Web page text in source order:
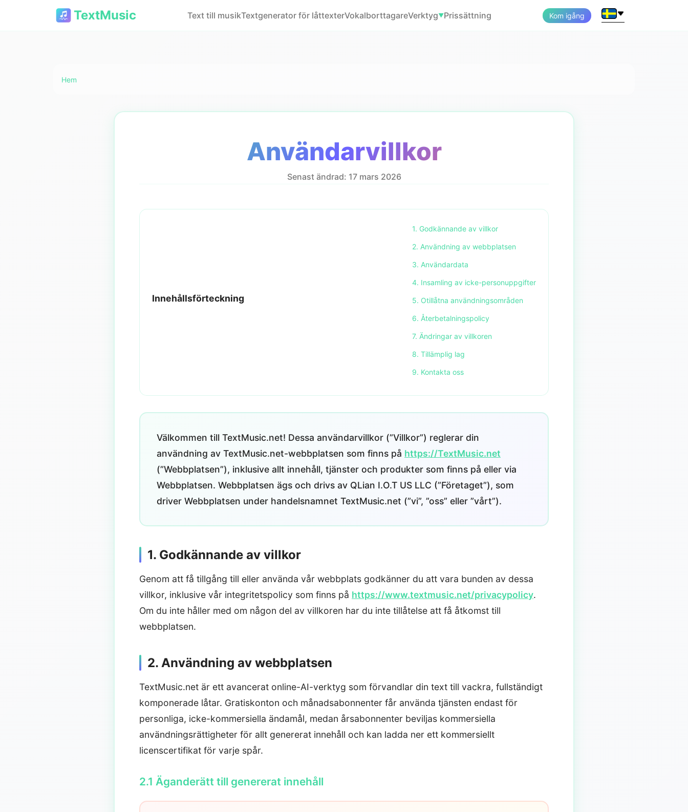
TextMusic Text till musikTextgenerator för låttexterVokalborttagareVerktyg▼Prissättning Kom igång
Hem
Användarvillkor
Senast ändrad: 17 mars 2026
Innehållsförteckning
1. Godkännande av villkor
2. Användning av webbplatsen
3. Användardata
4. Insamling av icke-personuppgifter
5. Otillåtna användningsområden
6. Återbetalningspolicy
7. Ändringar av villkoren
8. Tillämplig lag
9. Kontakta oss
Välkommen till TextMusic.net! Dessa användarvillkor (”Villkor”) reglerar din
användning av TextMusic.net-webbplatsen som finns på https://TextMusic.net
(”Webbplatsen”), inklusive allt innehåll, tjänster och produkter som finns på eller via
Webbplatsen. Webbplatsen ägs och drivs av QLian I.O.T US LLC (”Företaget”), som
driver Webbplatsen under handelsnamnet TextMusic.net (”vi”, ”oss” eller ”vårt”).
1. Godkännande av villkor
Genom att få tillgång till eller använda vår webbplats godkänner du att vara bunden av dessa
villkor, inklusive vår integritetspolicy som finns på https://www.textmusic.net/privacypolicy.
Om du inte håller med om någon del av villkoren har du inte tillåtelse att få åtkomst till
webbplatsen.
2. Användning av webbplatsen
TextMusic.net är ett avancerat online-AI-verktyg som förvandlar din text till vackra, fullständigt
komponerade låtar. Gratiskonton och månadsabonnenter får använda tjänsten endast för
personliga, icke-kommersiella ändamål, medan årsabonnenter beviljas kommersiella
användningsrättigheter för allt genererat innehåll och kan ladda ner ett kommersiellt
licenscertifikat för varje spår.
2.1 Äganderätt till genererat innehåll